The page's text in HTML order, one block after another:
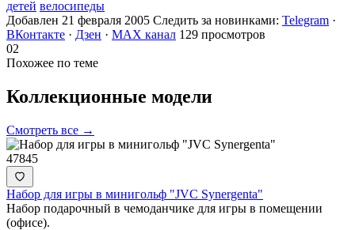
детей велосипеды
Добавлен 21 февраля 2005 Следить за новинками: Telegram ·
ВКонтакте · Дзен · MAX канал 129 просмотров
02
Похожее по теме
Коллекционные модели
Смотреть все →
47845
Набор для игры в минигольф "JVC Synergenta"
Набор подарочный в чемоданчике для игры в помещении
(офисе).